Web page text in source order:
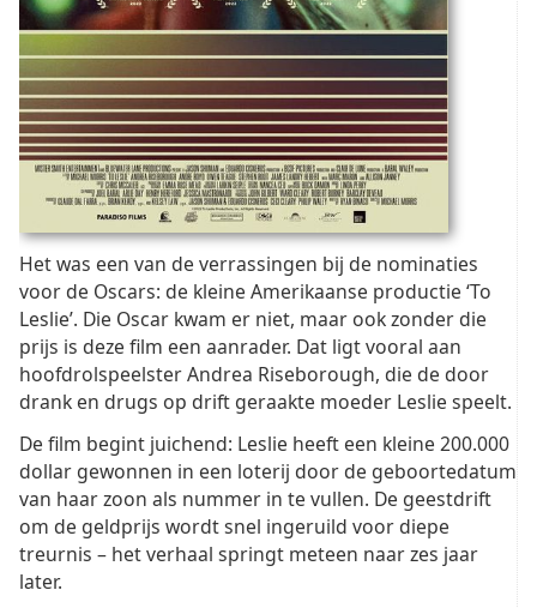
Het was een van de verrassingen bij de nominaties
voor de Oscars: de kleine Amerikaanse productie ‘To
Leslie’. Die Oscar kwam er niet, maar ook zonder die
prijs is deze film een aanrader. Dat ligt vooral aan
hoofdrolspeelster Andrea Riseborough, die de door
drank en drugs op drift geraakte moeder Leslie speelt.
De film begint juichend: Leslie heeft een kleine 200.000
dollar gewonnen in een loterij door de geboortedatum
van haar zoon als nummer in te vullen. De geestdrift
om de geldprijs wordt snel ingeruild voor diepe
treurnis – het verhaal springt meteen naar zes jaar
later.